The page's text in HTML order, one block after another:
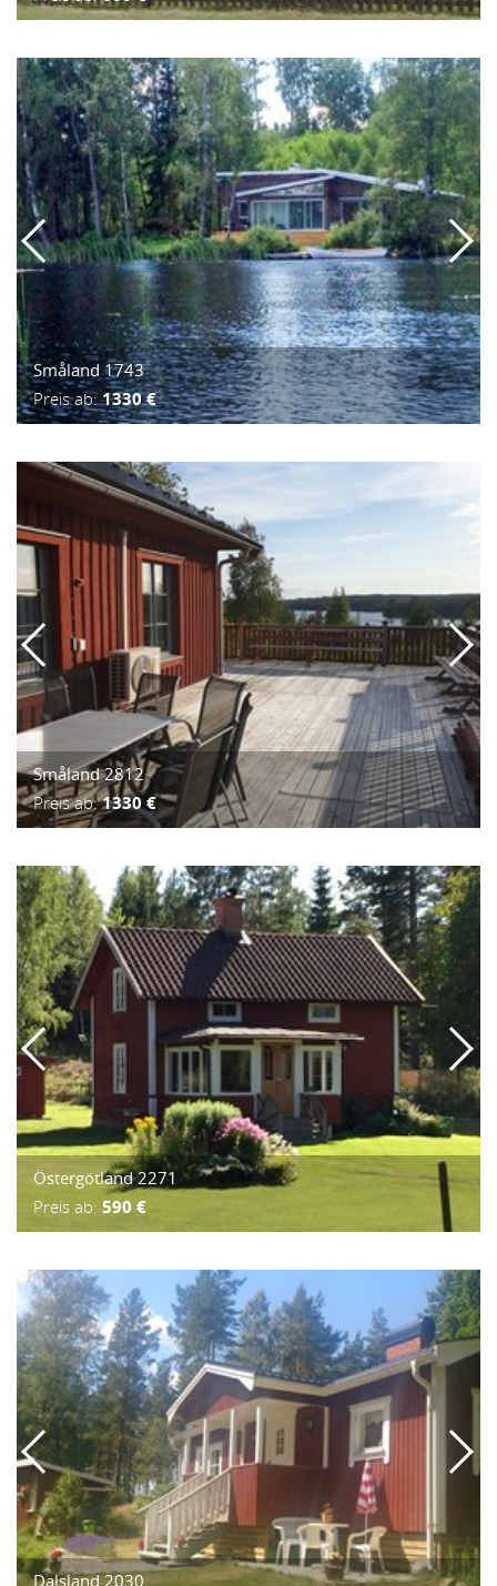
Småland 1743
Preis ab:1330 €
Småland 2812
Preis ab:1330 €
Östergötland 2271
Preis ab: 590 €
Dalsland 2030